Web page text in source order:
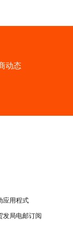
动态
应用程式
发局电邮订阅